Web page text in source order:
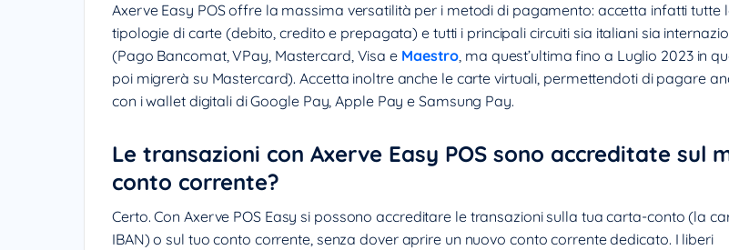
Axerve Easy POS offre la massima versatilità per i metodi di pagamento: accetta infatti tutte
tipologie di carte (debito, credito e prepagata) e tutti i principali circuiti sia italiani sia
(Pago Bancomat, VPay, Mastercard, Visa e Maestro, ma quest’ultima fino a Luglio 2023 in
poi migrerà su Mastercard). Accetta inoltre anche le carte virtuali, permettendoti di pagare
con i wallet digitali di Google Pay, Apple Pay e Samsung Pay.
Le transazioni con Axerve Easy POS sono accreditate sul
conto corrente?
Certo. Con Axerve POS Easy si possono accreditare le transazioni sulla tua carta-conto (la
IBAN) o sul tuo conto corrente, senza dover aprire un nuovo conto corrente dedicato. I liberi